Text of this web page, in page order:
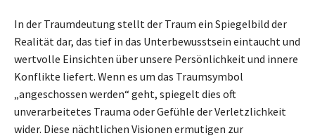
In der Traumdeutung stellt der Traum ein Spiegelbild der
Realität dar, das tief in das Unterbewusstsein eintaucht und
wertvolle Einsichten über unsere Persönlichkeit und innere
Konflikte liefert. Wenn es um das Traumsymbol
„angeschossen werden“ geht, spiegelt dies oft
unverarbeitetes Trauma oder Gefühle der Verletzlichkeit
wider. Diese nächtlichen Visionen ermutigen zur